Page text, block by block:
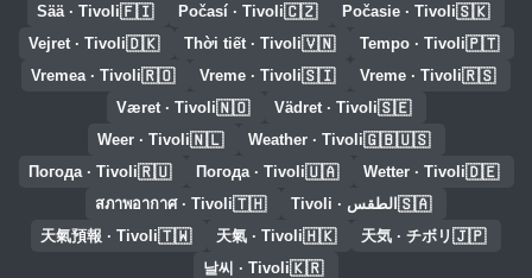
🇸🇰
Počasie · Tivoli
🇨🇿
Počasí · Tivoli
🇫🇮
Sää · Tivoli
🇵🇹
Tempo · Tivoli
🇻🇳
Thời tiết · Tivoli
🇩🇰
Vejret · Tivoli
🇷🇸
Vreme · Tivoli
🇸🇮
Vreme · Tivoli
🇷🇴
Vremea · Tivoli
🇸🇪
Vädret · Tivoli
🇳🇴
Været · Tivoli
🇬🇧🇺🇸
Weather · Tivoli
🇳🇱
Weer · Tivoli
🇩🇪
Wetter · Tivoli
🇺🇦
Погода · Tivoli
🇷🇺
Погода · Tivoli
🇸🇦 الطقس · Tivoli 🇹🇭
สภาพอากาศ · Tivoli
🇯🇵
天気 · チボリ
🇭🇰
天氣 · Tivoli
🇹🇼
天氣預報 · Tivoli
🇰🇷
날씨 · Tivoli